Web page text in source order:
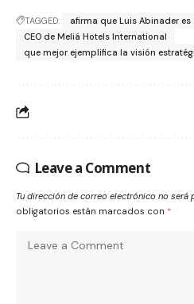
TAGGED:
afirma que Luis Abinader es
CEO de Meliá Hotels International
que mejor ejemplifica la visión
Leave a Comment
Tu dirección de correo electrónico no será
obligatorios están marcados con *